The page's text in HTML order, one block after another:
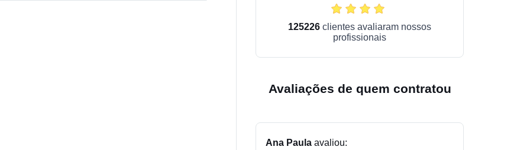
125226 clientes avaliaram nossos
profissionais
Avaliações de quem contratou
Ana Paula avaliou: